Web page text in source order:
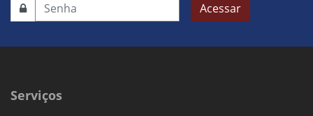
Acessar
Serviços